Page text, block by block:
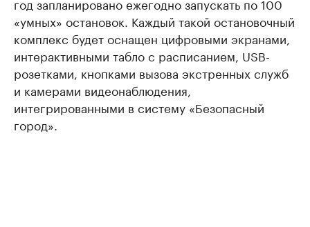
«умных» остановок. Каждый такой остановочный
комплекс будет оснащен цифровыми экранами,
интерактивными табло с расписанием, USB-
розетками, кнопками вызова экстренных служб
и камерами видеонаблюдения,
интегрированными в систему «Безопасный
город».